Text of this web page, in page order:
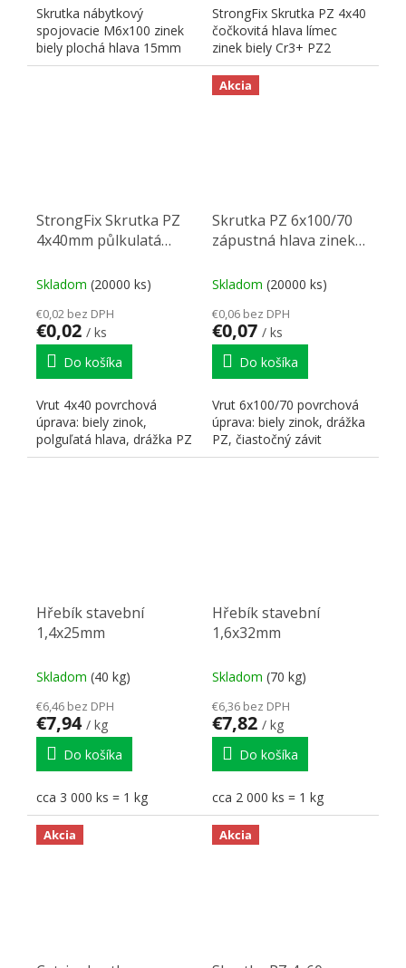
Skrutka nábytkový
spojovacie M6x100 zinek
biely plochá hlava 15mm
StrongFix Skrutka PZ 4x40
čočkovitá hlava límec
zinek biely Cr3+ PZ2
StrongFix Skrutka PZ
4x40mm půlkulatá
Skladom (20000 ks)
€0,02 bez DPH
€0,02 / ks
Do košíka
Vrut 4x40 povrchová
úprava: biely zinok,
polguľatá hlava, drážka PZ
Akcia
Skrutka PZ 6x100/70
zápustná hlava zinek
závit
Skladom (20000 ks)
€0,06 bez DPH
€0,07 / ks
Do košíka
Vrut 6x100/70 povrchová
úprava: biely zinok, drážka
PZ, čiastočný závit
Hřebík stavební
1,4x25mm
Skladom (40 kg)
€6,46 bez DPH
€7,94 / kg
Do košíka
cca 3 000 ks = 1 kg
Hřebík stavební
1,6x32mm
Skladom (70 kg)
€6,36 bez DPH
€7,82 / kg
Do košíka
cca 2 000 ks = 1 kg
Akcia Akcia